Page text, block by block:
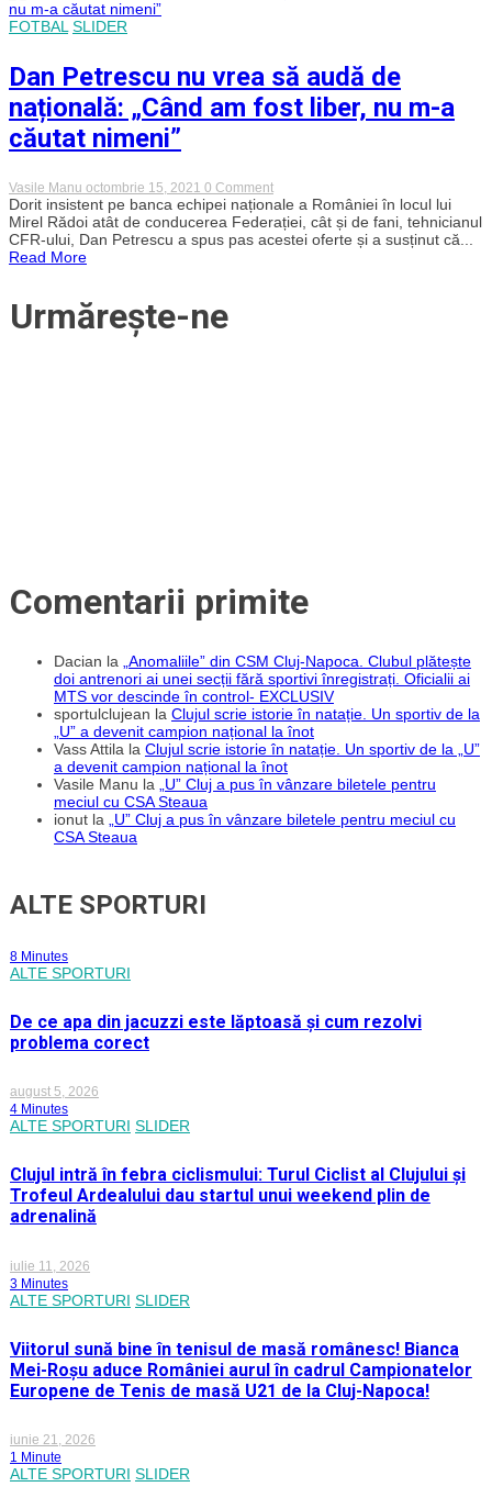
nu
jucat
FOTBAL SLIDER
Dan Petrescu nu vrea să audă de
națională: „Când am fost liber, nu m-a
căutat nimeni”
Vasile Manu octombrie 15, 2021 0 Commenton
Dan
Petrescu
nu
vrea
Dorit insistent pe banca echipei naționale a României în locul lui
Mirel Rădoi atât de conducerea Federației, cât și de fani, tehnicianul
CFR-ului, Dan Petrescu a spus pas acestei oferte și a susținut că...
Read More
Urmărește-ne
Comentarii primite
Dacian la
„Anomaliile” din CSM Cluj-Napoca. Clubul plătește
doi antrenori ai unei secții fără sportivi înregistrați. Oficialii ai
MTS vor descinde în control- EXCLUSIV
sportulclujean la Clujul scrie istorie în natație. Un sportiv de la
„U” a devenit campion național la înot
Vass Attila la Clujul scrie istorie în natație. Un sportiv de la „U”
a devenit campion național la înot
Vasile Manu la
„U” Cluj a pus în vânzare biletele pentru
meciul cu CSA Steaua
ionut la
„U” Cluj a pus în vânzare biletele pentru meciul cu
CSA Steaua
ALTE SPORTURI
8 Minutes
ALTE SPORTURI
De ce apa din jacuzzi este lăptoasă și cum rezolvi
problema corect
august 5, 2026
4 Minutes
ALTE SPORTURI SLIDER
Clujul intră în febra ciclismului: Turul Ciclist al Clujului și
Trofeul Ardealului dau startul unui weekend plin de
adrenalină
iulie 11, 2026
3 Minutes
ALTE SPORTURI SLIDER
Viitorul sună bine în tenisul de masă românesc! Bianca
Mei-Roșu aduce României aurul în cadrul Campionatelor
Europene de Tenis de masă U21 de la Cluj-Napoca!
iunie 21, 2026
1 Minute
ALTE SPORTURI SLIDER